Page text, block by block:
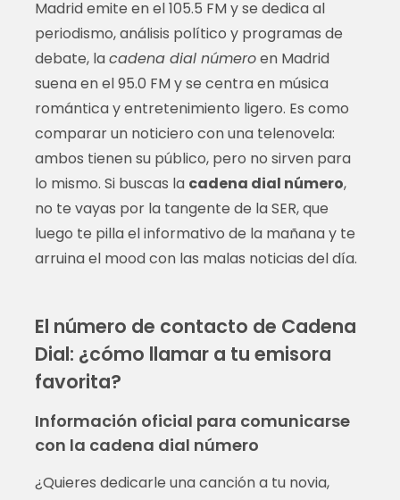
Madrid emite en el 105.5 FM y se dedica al
periodismo, análisis político y programas de
debate, lacadena dial númeroen Madrid
suena en el 95.0 FM y se centra en música
romántica y entretenimiento ligero. Es como
comparar un noticiero con una telenovela:
ambos tienen su público, pero no sirven para
lo mismo. Si buscas la cadena dial número,
no te vayas por la tangente de la SER, que
luego te pilla el informativo de la mañana y te
arruina el mood con las malas noticias del día.
El número de contacto de Cadena
Dial: ¿cómo llamar a tu emisora
favorita?
Información oficial para comunicarse
con la cadena dial número
¿Quieres dedicarle una canción a tu novia,